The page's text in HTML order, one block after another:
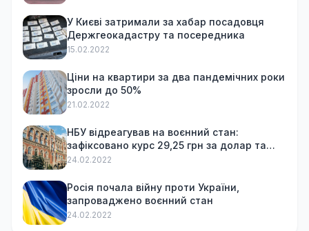
У Києві затримали за хабар посадовця
Держгеокадастру та посередника
15.02.2022
Ціни на квартири за два пандемічних роки
зросли до 50%
21.02.2022
НБУ відреагував на воєнний стан:
зафіксовано курс 29,25 грн за долар та
обмежив зняття готівки
24.02.2022
Росія почала війну проти України,
запроваджено воєнний стан
24.02.2022